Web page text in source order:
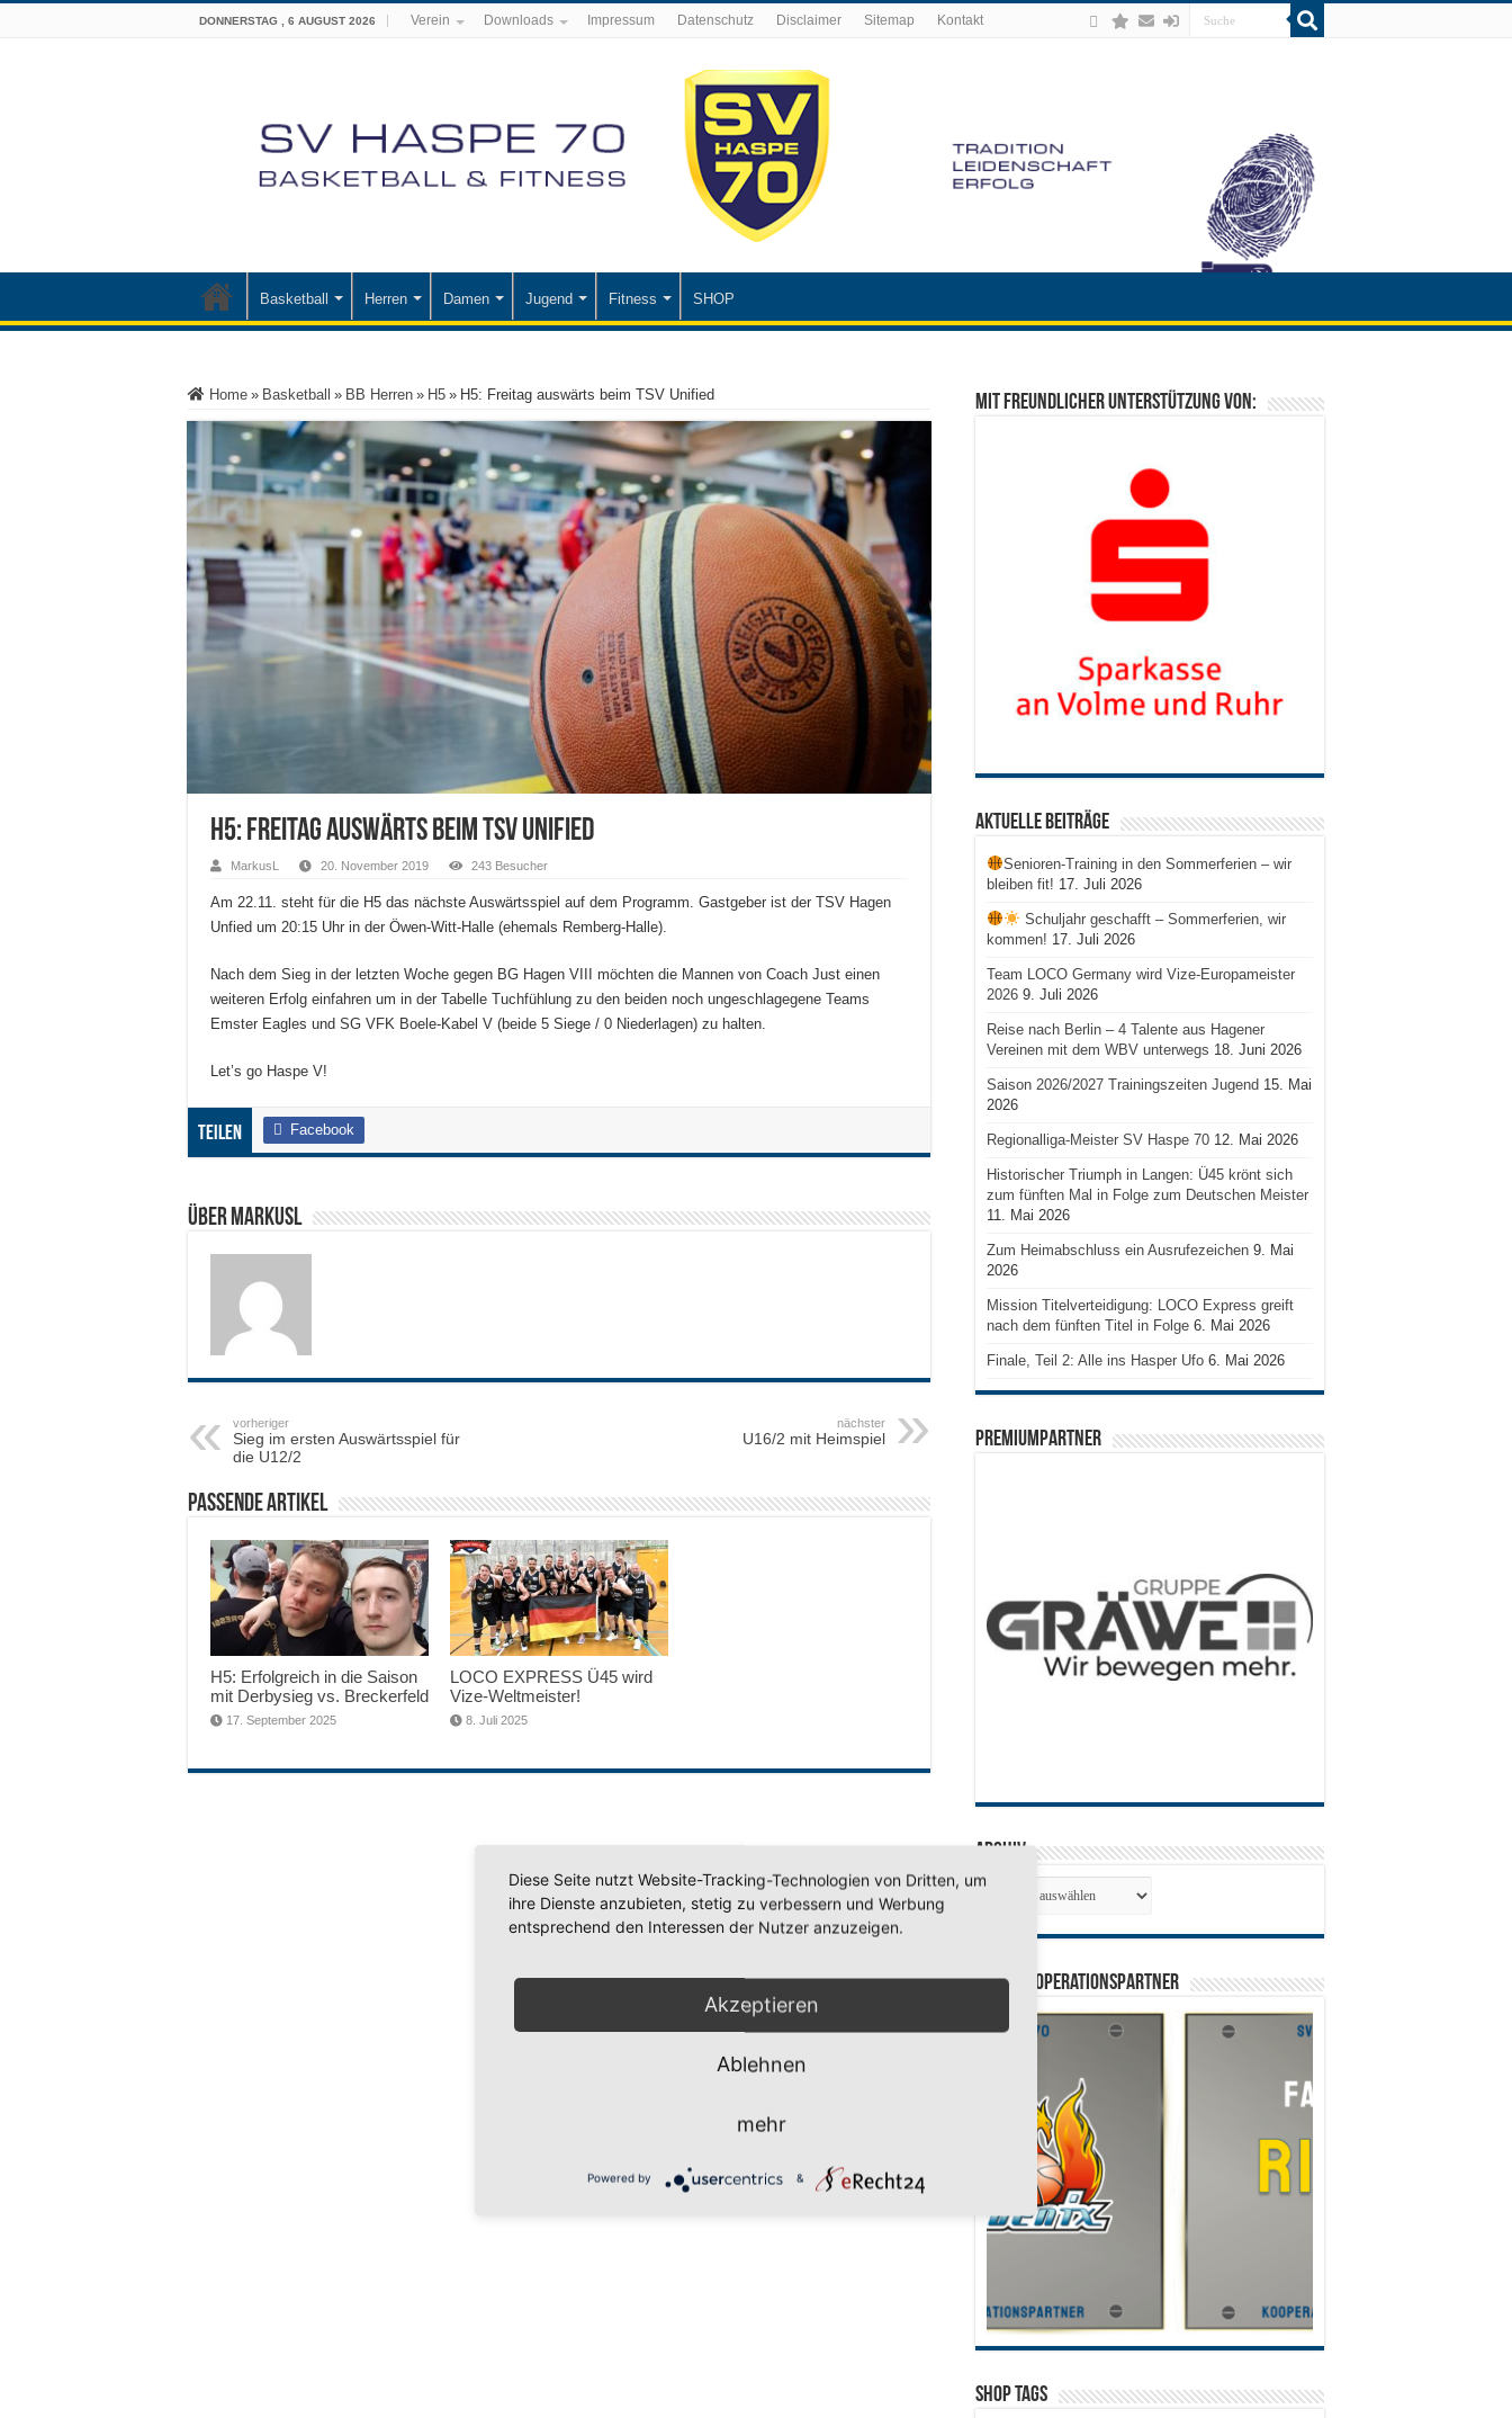
DONNERSTAG , 6 AUGUST 2026 Verein Downloads Impressum Datenschutz Disclaimer Sitemap Kontakt
Basketball Herren Damen Jugend Fitness SHOP
Home » Basketball » BB Herren » H5 » H5: Freitag auswärts beim TSV Unified
H5: Freitag auswärts beim TSV Unified
MarkusL 20. November 2019 243 Besucher
Am 22.11. steht für die H5 das nächste Auswärtsspiel auf dem Programm. Gastgeber ist der TSV Hagen
Unfied um 20:15 Uhr in der Öwen-Witt-Halle (ehemals Remberg-Halle).
Nach dem Sieg in der letzten Woche gegen BG Hagen VIII möchten die Mannen von Coach Just einen
weiteren Erfolg einfahren um in der Tabelle Tuchfühlung zu den beiden noch ungeschlagegene Teams
Emster Eagles und SG VFK Boele-Kabel V (beide 5 Siege / 0 Niederlagen) zu halten.
Let’s go Haspe V!
Teilen Facebook
Über MarkusL
vorheriger
Sieg im ersten Auswärtsspiel für
die U12/2
nächster
U16/2 mit Heimspiel
Passende Artikel
H5: Erfolgreich in die Saison
mit Derbysieg vs. Breckerfeld
17. September 2025
LOCO EXPRESS Ü45 wird
Vize-Weltmeister!
8. Juli 2025
Mit freundlicher Unterstützung von:
Aktuelle Beiträge
Senioren-Training in den Sommerferien – wir
bleiben fit! 17. Juli 2026
Schuljahr geschafft – Sommerferien, wir
kommen! 17. Juli 2026
Team LOCO Germany wird Vize-Europameister
2026 9. Juli 2026
Reise nach Berlin – 4 Talente aus Hagener
Vereinen mit dem WBV unterwegs 18. Juni 2026
Saison 2026/2027 Trainingszeiten Jugend 15. Mai
2026
Regionalliga-Meister SV Haspe 70 12. Mai 2026
Historischer Triumph in Langen: Ü45 krönt sich
zum fünften Mal in Folge zum Deutschen Meister
11. Mai 2026
Zum Heimabschluss ein Ausrufezeichen 9. Mai
2026
Mission Titelverteidigung: LOCO Express greift
nach dem fünften Titel in Folge 6. Mai 2026
Finale, Teil 2: Alle ins Hasper Ufo 6. Mai 2026
PREMIUMPARTNER
Archiv
SV 70 Kooperationspartner
Shop Tags
Diese Seite nutzt Website-Tracking-Technologien von Dritten, um
ihre Dienste anzubieten, stetig zu verbessern und Werbung
entsprechend den Interessen der Nutzer anzuzeigen.
Akzeptieren
Ablehnen
mehr
Powered by &